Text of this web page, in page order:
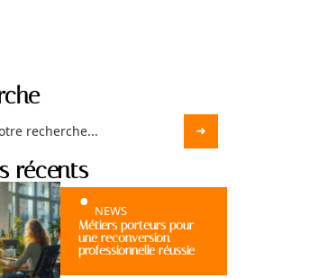
récents
NEWS
Métiers porteurs pour
une reconversion
professionnelle réussie